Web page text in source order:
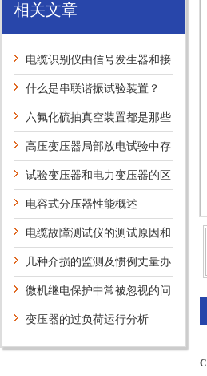
相关文章
电缆识别仪由信号发生器和接
收识别钳及指示表三部分组成
什么是串联谐振试验装置？
六氟化硫抽真空装置都是那些
组成的，有哪些特点
高压变压器局部放电试验中存
在的问题
试验变压器和电力变压器的区
别体现在那些方面
电容式分压器性能概述
电缆故障测试仪的测试原因和
速成方法
几种介损的监测及惯例丈量办
法比较剖析
微机继电保护中常被忽视的问
题 变压器的过负荷运行分析